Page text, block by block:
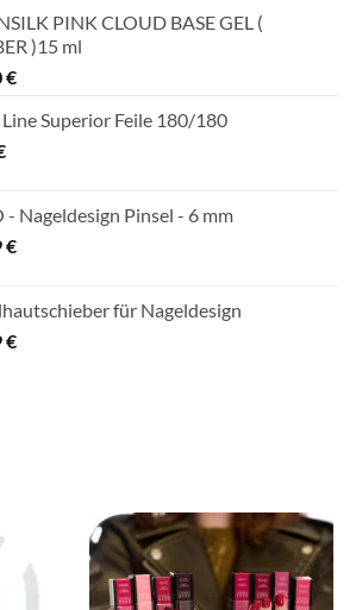
PINK CLOUD BASE GEL (
)15 ml
€
Line Superior Feile 180/180
- Nageldesign Pinsel - 6 mm
€
für Nageldesign
€